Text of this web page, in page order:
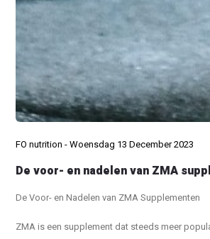
FO nutrition - Woensdag 13 December 2023
De voor- en nadelen van ZMA
De Voor- en Nadelen van ZMA Supplementen
ZMA is een supplement dat steeds meer